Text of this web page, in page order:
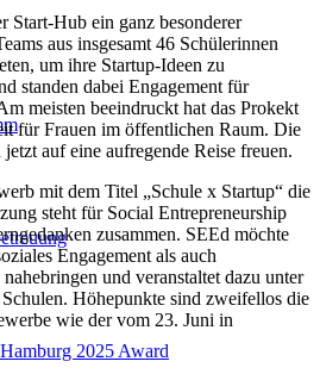
2025 Award
Hub ein ganz besonderer
aus insgesamt 46 Schülerinnen
um ihre Startup-Ideen zu
standen dabei Engagement für
meisten beeindruckt hat das Prokekt
für Frauen im öffentlichen Raum. Die
auf eine aufregende Reise freuen.
mit dem Titel „Schule x Startup“ die
steht für Social Entrepreneurship
zusammen. SEEd möchte
Engagement als auch
und veranstaltet dazu unter
Höhepunkte sind zweifellos die
wie der vom 23. Juni in